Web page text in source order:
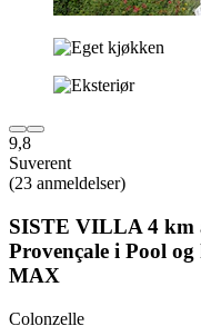
9,8
Suverent
(23 anmeldelser)
SISTE VILLA 4 km
Provençale i Pool
MAX
Colonzelle